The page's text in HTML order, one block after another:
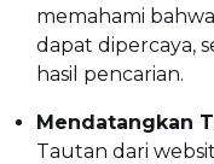
memahami
dapat dipercaya,
hasil pencarian.
Mendatangkan
Tautan dari